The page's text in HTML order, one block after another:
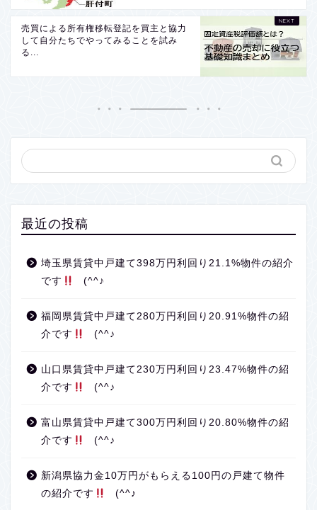
売買による所有権移転登記を買主と協力
して自分たちでやってみることを試み
る...
最近の投稿
埼玉県賃貸中戸建て398万円利回り21.1%物件の紹介
です
(^^♪
福岡県賃貸中戸建て280万円利回り20.91%物件の紹
介です
(^^♪
山口県賃貸中戸建て230万円利回り23.47%物件の紹
介です
(^^♪
富山県賃貸中戸建て300万円利回り20.80%物件の紹
介です
(^^♪
新潟県協力金10万円がもらえる100円の戸建て物件
の紹介です
(^^♪